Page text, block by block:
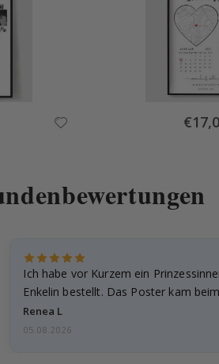
Special
Price
Ich habe vor Kurzem ein
Enkelin bestellt. Das Poster kam
beschädigt…
Renea L
05.08.2026